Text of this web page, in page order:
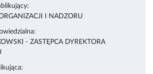
I NADZORU
- ZASTĘPCA DYREKTORA